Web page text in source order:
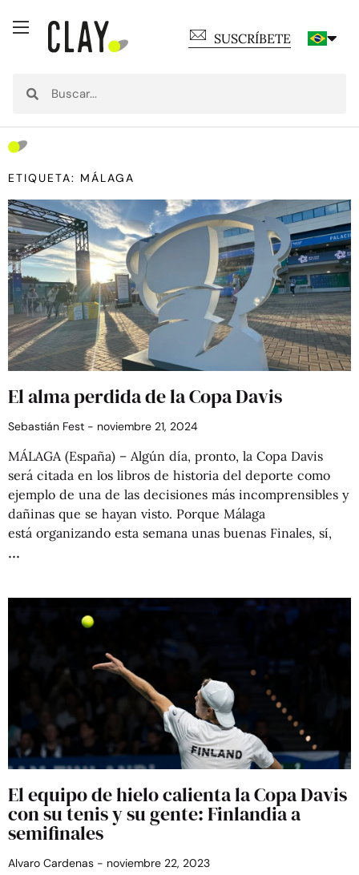
SUSCRÍBETE
ETIQUETA: MÁLAGA
El alma perdida de la Copa Davis
Sebastián Fest noviembre 21, 2024
MÁLAGA (España) – Algún día, pronto, la Copa Davis
será citada en los libros de historia del deporte como
ejemplo de una de las decisiones más incomprensibles y
dañinas que se hayan visto. Porque Málaga
está organizando esta semana unas buenas Finales, sí,
El equipo de hielo calienta la Copa Davis
con su tenis y su gente: Finlandia a
semifinales
Alvaro Cardenas noviembre 22, 2023